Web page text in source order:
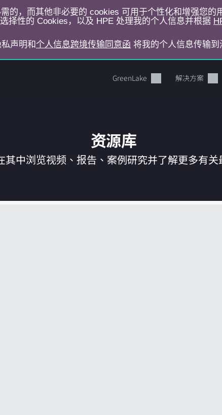
的，而其他非必要的 cookies 可用于个性化和增强您的
择性的 Cookies，以及 HPE 处理我的个人信息并根据
声明和 个人信息跨境传输同意函 将我的个人信息传输到
GreenLake 解决方案
您的购物车目前是空的
资源库
中浏览视频、报告、案例研究并了解更多有关